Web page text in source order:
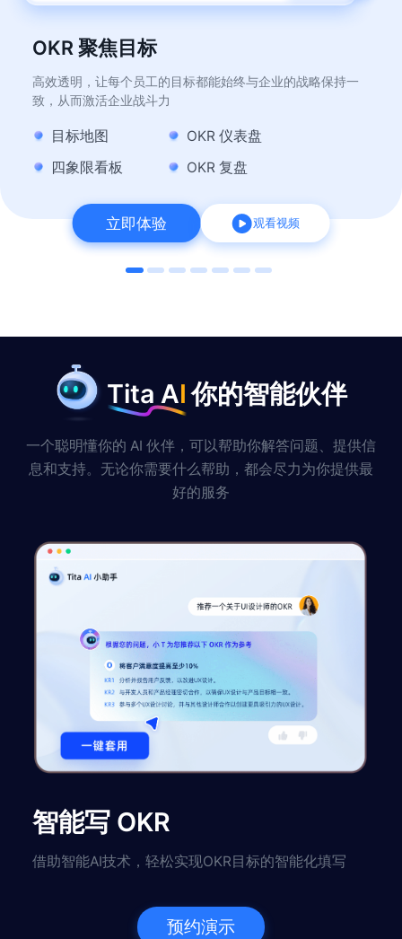
OKR 聚焦目标
高效透明，让每个员工的目标都能始终与企业的战略保持一
致，从而激活企业战斗力
目标地图
OKR 仪表盘
四象限看板
OKR 复盘
立即体验 观看视频
Tita AI你的智能伙伴
一个聪明懂你的 AI 伙伴，可以帮助你解答问题、提供信
息和支持。无论你需要什么帮助，都会尽力为你提供最
好的服务
预约演示
智能写 OKR
借助智能AI技术，轻松实现OKR目标的智能化填写